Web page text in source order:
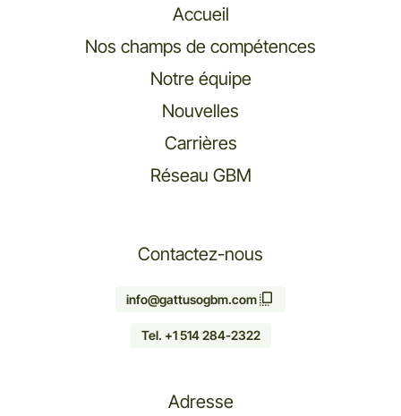
Accueil
Nos champs de compétences
Notre équipe
Nouvelles
Carrières
Réseau GBM
Contactez-nous
info@gattusogbm.com
Tel. +1 514 284-2322
Adresse